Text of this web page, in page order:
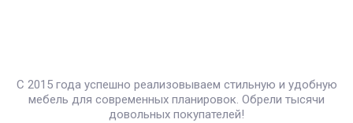
С 2015 года успешно реализовываем стильную и удобную
мебель для современных планировок. Обрели тысячи
довольных покупателей!